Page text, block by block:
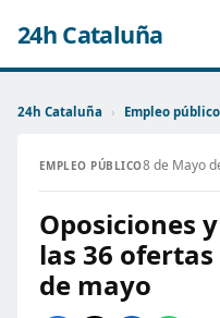
24h Cataluña
24h Cataluña › Empleo público
EMPLEO PÚBLICO8 de Mayo
Oposiciones
las 36 ofertas
de mayo